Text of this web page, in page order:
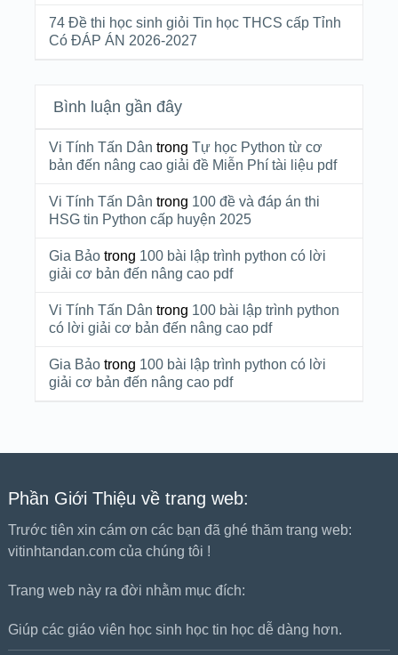
74 Đề thi học sinh giỏi Tin học THCS cấp Tỉnh
Có ĐÁP ÁN 2026-2027
Bình luận gần đây
Vi Tính Tấn Dân trong Tự học Python từ cơ
bản đến nâng cao giải đề Miễn Phí tài liệu pdf
Vi Tính Tấn Dân trong 100 đề và đáp án thi
HSG tin Python cấp huyện 2025
Gia Bảotrong 100 bài lập trình python có lời
giải cơ bản đến nâng cao pdf
Vi Tính Tấn Dân trong 100 bài lập trình python
có lời giải cơ bản đến nâng cao pdf
Gia Bảotrong 100 bài lập trình python có lời
giải cơ bản đến nâng cao pdf
Phần Giới Thiệu về trang web:
Trước tiên xin cám ơn các bạn đã ghé thăm trang web:
vitinhtandan.com của chúng tôi !
Trang web này ra đời nhằm mục đích:
Giúp các giáo viên học sinh học tin học dễ dàng hơn.